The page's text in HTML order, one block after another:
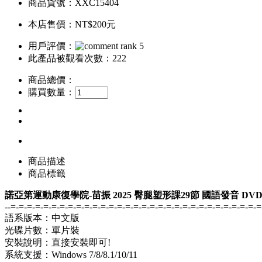
商品貨號：XXC15404
本店售價： NT$200元
用戶評價：
此產品被觀看次數：222
商品總價：
購買數量：
商品描述
商品標籤
諾亞第運動康復學院-苗振 2025 臀腿塑形課29節 國語發音
--=-=-=-=-=-=-=-=-=-=-=-=-=-=-=-=-=-=-=-=-=-=-=-=-=-=-=-=-=-=-
語系版本：中文版
光碟片數：單片裝
安裝說明：直接安裝即可!
系統支援：Windows 7/8/8.1/10/11